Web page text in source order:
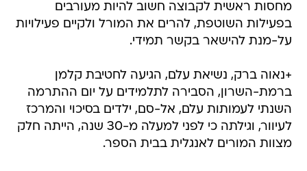
מחסות ראשית לקבוצה חשוב להיות מעורבים
בפעילות השוטפת, להרים את המורל ולקיים פעילויות
על-מנת להישאר בקשר תמידי.
+נאוה ברק, נשיאת עלם, הגיעה לחטיבת קלמן
ברמת-השרון, הסבירה לתלמידים על יום ההתרמה
השנתי לעמותות עלם, אל-סם, ילדים בסיכוי והמרכז
לעיוור, וגילתה כי לפני למעלה מ-30 שנה, הייתה חלק
מצוות המורים לאנגלית בבית הספר.